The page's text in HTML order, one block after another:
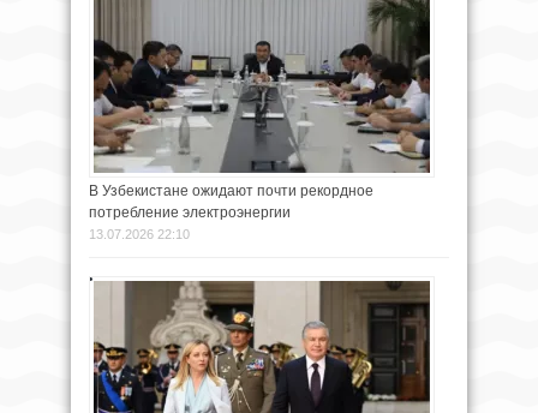
В Узбекистане ожидают почти рекордное
потребление электроэнергии
13.07.2026 22:10